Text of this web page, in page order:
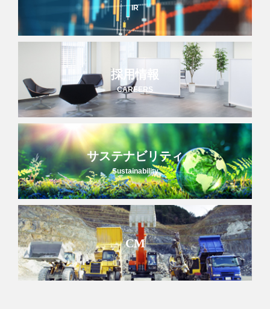
IR
採用情報
CAREERS
サステナビリティ
Sustainability
CM